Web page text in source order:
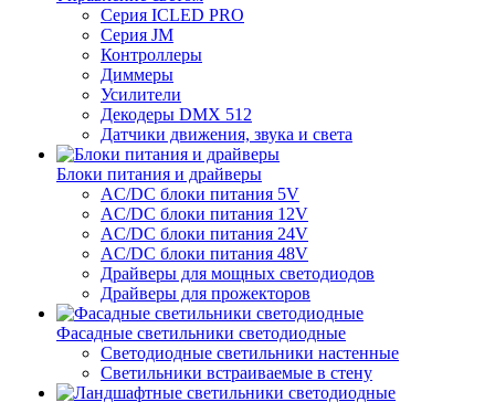
Серия ICLED PRO
Серия JM
Контроллеры
Диммеры
Усилители
Декодеры DMX 512
Датчики движения, звука и света
Блоки питания и драйверы
AC/DC блоки питания 5V
AC/DC блоки питания 12V
AC/DC блоки питания 24V
AC/DC блоки питания 48V
Драйверы для мощных светодиодов
Драйверы для прожекторов
Фасадные светильники светодиодные
Светодиодные светильники настенные
Светильники встраиваемые в стену